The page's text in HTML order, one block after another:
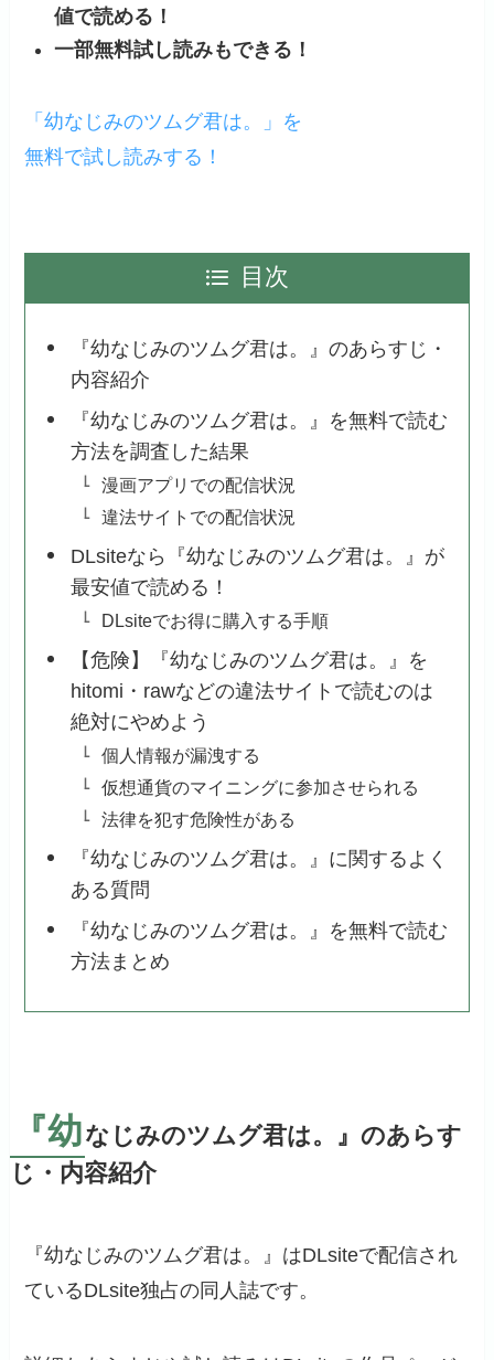
値で読める！
一部無料試し読みもできる！
「幼なじみのツムグ君は。」を
無料で試し読みする！
目次
『幼なじみのツムグ君は。』のあらすじ・
内容紹介
『幼なじみのツムグ君は。』を無料で読む
方法を調査した結果
漫画アプリでの配信状況
違法サイトでの配信状況
DLsiteなら『幼なじみのツムグ君は。』が
最安値で読める！
DLsiteでお得に購入する手順
【危険】『幼なじみのツムグ君は。』を
hitomi・rawなどの違法サイトで読むのは
絶対にやめよう
個人情報が漏洩する
仮想通貨のマイニングに参加させられる
法律を犯す危険性がある
『幼なじみのツムグ君は。』に関するよく
ある質問
『幼なじみのツムグ君は。』を無料で読む
方法まとめ
『幼なじみのツムグ君は。』のあらす
じ・内容紹介
『幼なじみのツムグ君は。』はDLsiteで配信され
ているDLsite独占の同人誌です。